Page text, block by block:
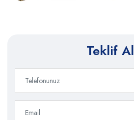
Teklif Al